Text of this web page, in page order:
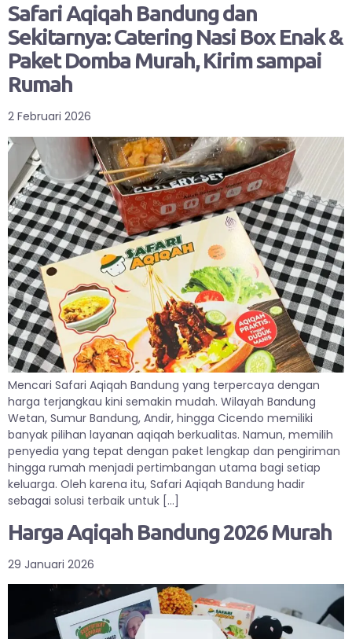
Safari Aqiqah Bandung dan
Sekitarnya: Catering Nasi Box Enak &
Paket Domba Murah, Kirim sampai
Rumah
2 Februari 2026
Mencari Safari Aqiqah Bandung yang terpercaya dengan
harga terjangkau kini semakin mudah. Wilayah Bandung
Wetan, Sumur Bandung, Andir, hingga Cicendo memiliki
banyak pilihan layanan aqiqah berkualitas. Namun, memilih
penyedia yang tepat dengan paket lengkap dan pengiriman
hingga rumah menjadi pertimbangan utama bagi setiap
keluarga. Oleh karena itu, Safari Aqiqah Bandung hadir
sebagai solusi terbaik untuk […]
Harga Aqiqah Bandung 2026 Murah
29 Januari 2026